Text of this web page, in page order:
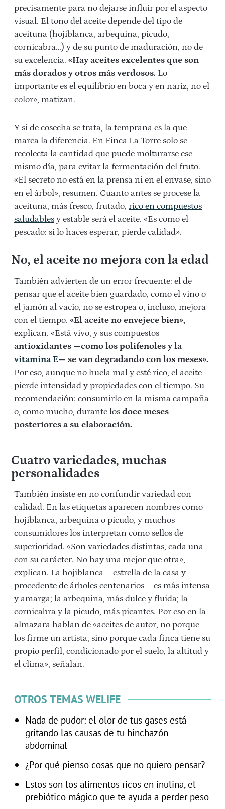
precisamente para no dejarse influir por el aspecto
visual. El tono del aceite depende del tipo de
aceituna (hojiblanca, arbequina, picudo,
cornicabra…) y de su punto de maduración, no de
su excelencia. «Hay aceites excelentes que son
más dorados y otros más verdosos. Lo
importante es el equilibrio en boca y en nariz, no el
color», matizan.
Y si de cosecha se trata, la temprana es la que
marca la diferencia. En Finca La Torre solo se
recolecta la cantidad que puede molturarse ese
mismo día, para evitar la fermentación del fruto.
«El secreto no está en la prensa ni en el envase, sino
en el árbol», resumen. Cuanto antes se procese la
aceituna, más fresco, frutado, rico en compuestos
saludables y estable será el aceite. «Es como el
pescado: si lo haces esperar, pierde calidad».
No, el aceite no mejora con la edad
También advierten de un error frecuente: el de
pensar que el aceite bien guardado, como el vino o
el jamón al vacío, no se estropea o, incluso, mejora
con el tiempo. «El aceite no envejece bien»,
explican. «Está vivo, y sus compuestos
antioxidantes —como los polifenoles y la
vitamina E— se van degradando con los meses».
Por eso, aunque no huela mal y esté rico, el aceite
pierde intensidad y propiedades con el tiempo. Su
recomendación: consumirlo en la misma campaña
o, como mucho, durante los doce meses
posteriores a su elaboración.
Cuatro variedades, muchas
personalidades
También insiste en no confundir variedad con
calidad. En las etiquetas aparecen nombres como
hojiblanca, arbequina o picudo, y muchos
consumidores los interpretan como sellos de
superioridad. «Son variedades distintas, cada una
con su carácter. No hay una mejor que otra»,
explican. La hojiblanca —estrella de la casa y
procedente de árboles centenarios— es más intensa
y amarga; la arbequina, más dulce y fluida; la
cornicabra y la picudo, más picantes. Por eso en la
almazara hablan de «aceites de autor, no porque
los firme un artista, sino porque cada finca tiene su
propio perfil, condicionado por el suelo, la altitud y
el clima», señalan.
OTROS TEMAS WELIFE
Nada de pudor: el olor de tus gases está
gritando las causas de tu hinchazón
abdominal
¿Por qué pienso cosas que no quiero pensar?
Estos son los alimentos ricos en inulina, el
prebiótico mágico que te ayuda a perder peso